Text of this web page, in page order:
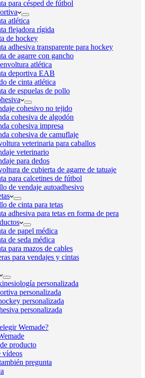
para césped de fútbol
atlética
flejadora rígida
de hockey
adhesiva transparente para hockey
de agarre con gancho
atlética
deportiva EAB
de cinta atlética
de espuelas de pollo
cohesivo no tejido
cohesiva de algodón
cohesiva impresa
cohesiva de camuflaje
veterinaria para caballos
veterinario
para dedos
de cubierta de agarre de tatuaje
para calcetines de fútbol
de vendaje autoadhesivo
de cinta para tetas
adhesiva para tetas en forma de pera
de papel médica
de seda médica
para mazos de cables
para vendajes y cintas
personalizada
personalizada
personalizada
personalizada
Wemade?
producto
vídeos
pregunta